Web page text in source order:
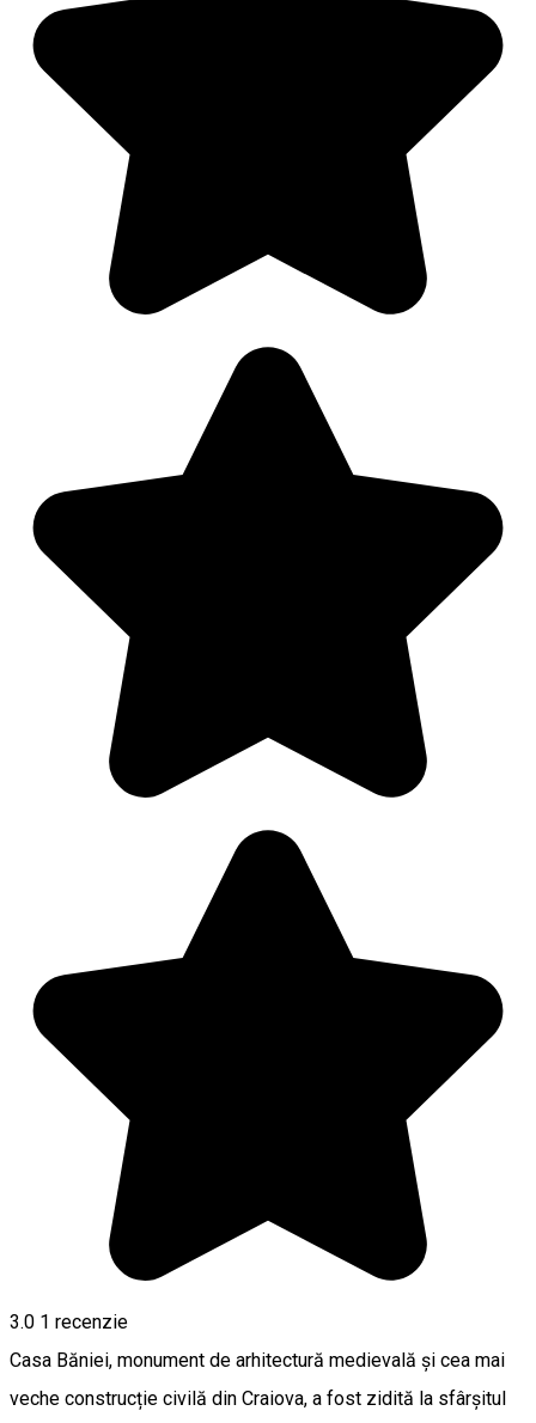
3.0 1 recenzie
Casa Băniei, monument de arhitectură medievală și cea mai
veche construcție civilă din Craiova, a fost zidită la sfârșitul